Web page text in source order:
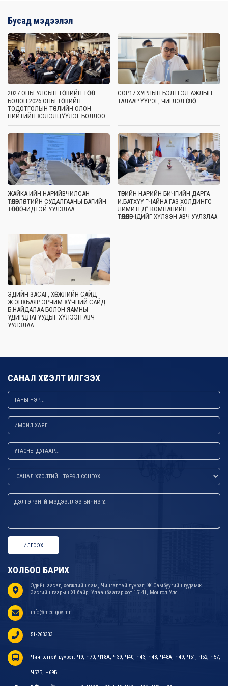
Бусад мэдээлэл
2027 ОНЫ УЛСЫН ТӨСВИЙН ТӨСӨЛ
БОЛОН 2026 ОНЫ ТӨСВИЙН
ТОДОТГОЛЫН ТӨСЛИЙН ОЛОН
НИЙТИЙН ХЭЛЭЛЦҮҮЛЭГ БОЛЛОО
COP17 ХУРЛЫН БЭЛТГЭЛ АЖЛЫН
ТАЛААР ҮҮРЭГ, ЧИГЛЭЛ ӨГЛӨӨ
ЖАЙКА-ИЙН НАРИЙВЧИЛСАН
ТӨЛӨВЛӨЛТИЙН СУДАЛГААНЫ БАГИЙН
ТӨЛӨӨЛӨГЧИДТЭЙ УУЛЗЛАА
ТӨРИЙН НАРИЙН БИЧГИЙН ДАРГА
И.БАТХҮҮ “ЧАЙНА ГАЗ ХОЛДИНГС
ЛИМИТЕД” КОМПАНИЙН
ТӨЛӨӨЛӨГЧДИЙГ ХҮЛЭЭН АВЧ УУЛЗЛАА
ЭДИЙН ЗАСАГ, ХӨГЖЛИЙН САЙД
Ж.ЭНХБАЯР ЭРЧИМ ХҮЧНИЙ САЙД
Б.НАЙДАЛАА БОЛОН ЯАМНЫ
УДИРДЛАГУУДЫГ ХҮЛЭЭН АВЧ
УУЛЗЛАА
САНАЛ ХҮСЭЛТ ИЛГЭЭХ
ИЛГЭЭХ
ХОЛБОО БАРИХ
Эдийн засаг, хөгжлийн яам, Чингэлтэй дүүрэг, Ж.Самбуугийн гудамж
Засгийн газрын XI байр, Улаанбаатар хот 15141, Монгол Улс
info@med.gov.mn
51-263333
Чингэлтэй дүүрэг: Ч9, Ч70, Ч18А, Ч39, Ч40, Ч43, Ч48, Ч48А, Ч49, Ч51, Ч52, Ч57,
Ч57Б, Ч69Б